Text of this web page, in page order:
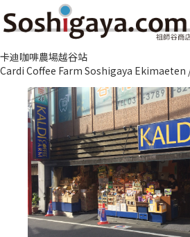
祖師谷商店街
卡迪咖啡農場越谷站
Cardi Coffee Farm Soshigaya Ekimaeten